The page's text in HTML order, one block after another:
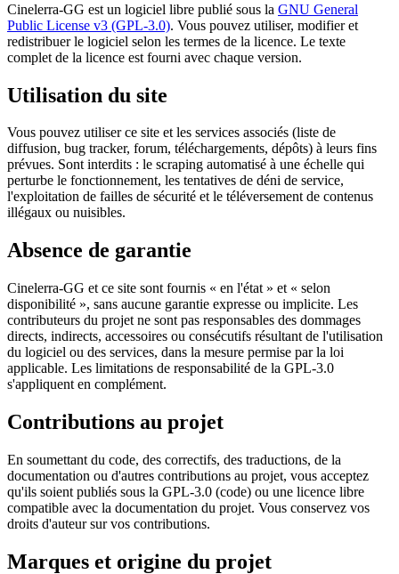
Cinelerra-GG est un logiciel libre publié sous la GNU General
Public License v3 (GPL-3.0). Vous pouvez utiliser, modifier et
redistribuer le logiciel selon les termes de la licence. Le texte
complet de la licence est fourni avec chaque version.
Utilisation du site
Vous pouvez utiliser ce site et les services associés (liste de
diffusion, bug tracker, forum, téléchargements, dépôts) à leurs fins
prévues. Sont interdits : le scraping automatisé à une échelle qui
perturbe le fonctionnement, les tentatives de déni de service,
l'exploitation de failles de sécurité et le téléversement de contenus
illégaux ou nuisibles.
Absence de garantie
Cinelerra-GG et ce site sont fournis « en l'état » et « selon
disponibilité », sans aucune garantie expresse ou implicite. Les
contributeurs du projet ne sont pas responsables des dommages
directs, indirects, accessoires ou consécutifs résultant de l'utilisation
du logiciel ou des services, dans la mesure permise par la loi
applicable. Les limitations de responsabilité de la GPL-3.0
s'appliquent en complément.
Contributions au projet
En soumettant du code, des correctifs, des traductions, de la
documentation ou d'autres contributions au projet, vous acceptez
qu'ils soient publiés sous la GPL-3.0 (code) ou une licence libre
compatible avec la documentation du projet. Vous conservez vos
droits d'auteur sur vos contributions.
Marques et origine du projet